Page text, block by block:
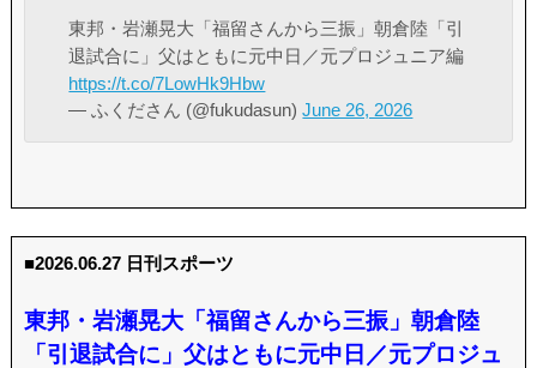
東邦・岩瀬晃大「福留さんから三振」朝倉陸「引
退試合に」父はともに元中日／元プロジュニア編
https://t.co/7LowHk9Hbw
— ふくださん (@fukudasun)June 26, 2026
■2026.06.27 日刊スポーツ
東邦・岩瀬晃大「福留さんから三振」朝倉陸
「引退試合に」父はともに元中日／元プロジュ